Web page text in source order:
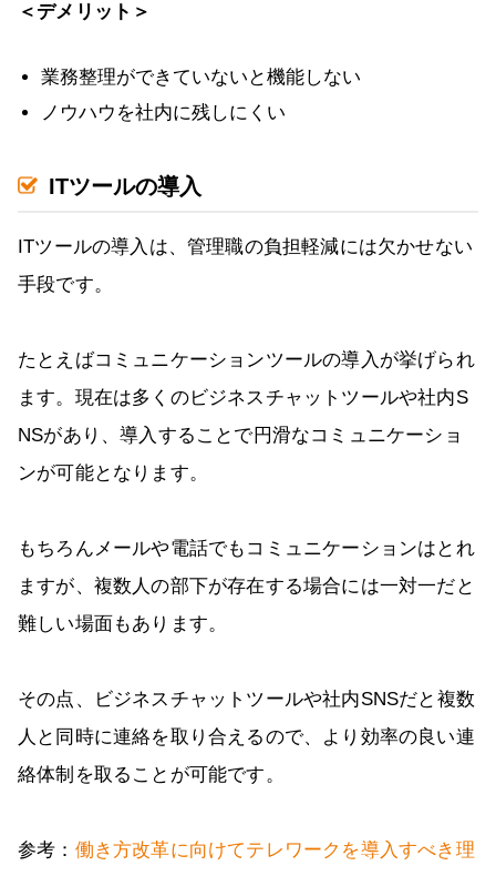
＜デメリット＞
業務整理ができていないと機能しない
ノウハウを社内に残しにくい
ITツールの導入
ITツールの導入は、管理職の負担軽減には欠かせない
手段です。
たとえばコミュニケーションツールの導入が挙げられ
ます。現在は多くのビジネスチャットツールや社内S
NSがあり、導入することで円滑なコミュニケーショ
ンが可能となります。
もちろんメールや電話でもコミュニケーションはとれ
ますが、複数人の部下が存在する場合には一対一だと
難しい場面もあります。
その点、ビジネスチャットツールや社内SNSだと複数
人と同時に連絡を取り合えるので、より効率の良い連
絡体制を取ることが可能です。
参考： 働き方改革に向けてテレワークを導入すべき理